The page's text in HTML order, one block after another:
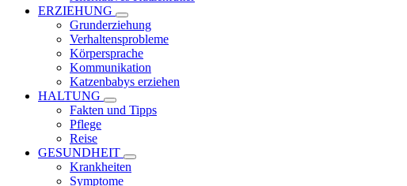
ERZIEHUNG
Grunderziehung
Verhaltensprobleme
Körpersprache
Kommunikation
Katzenbabys erziehen
HALTUNG
Fakten und Tipps
Pflege
Reise
GESUNDHEIT
Krankheiten
Symptome